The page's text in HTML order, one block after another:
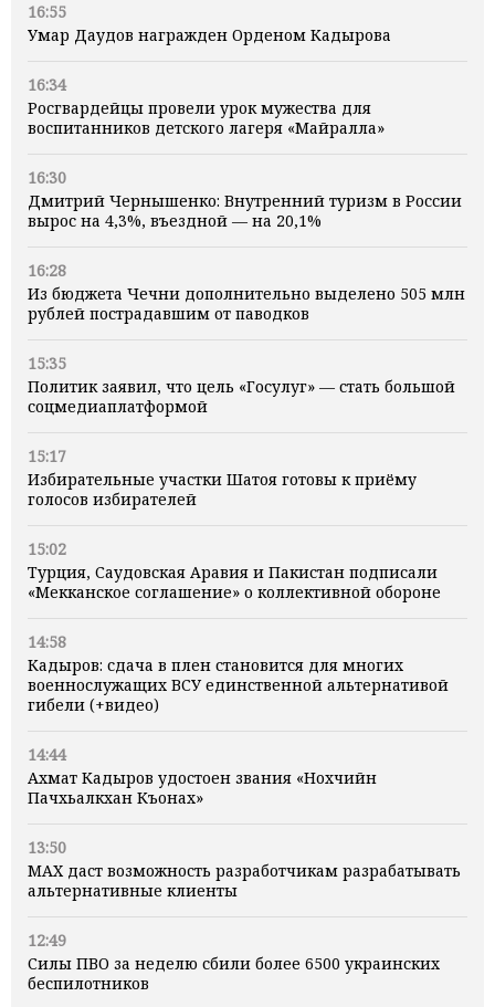
16:55
Умар Даудов награжден Орденом Кадырова
16:34
Росгвардейцы провели урок мужества для
воспитанников детского лагеря «Майралла»
16:30
Дмитрий Чернышенко: Внутренний туризм в России
вырос на 4,3%, въездной — на 20,1%
16:28
Из бюджета Чечни дополнительно выделено 505 млн
рублей пострадавшим от паводков
15:35
Политик заявил, что цель «Госулуг» — стать большой
соцмедиаплатформой
15:17
Избирательные участки Шатоя готовы к приёму
голосов избирателей
15:02
Турция, Саудовская Аравия и Пакистан подписали
«Мекканское соглашение» о коллективной обороне
14:58
Кадыров: сдача в плен становится для многих
военнослужащих ВСУ единственной альтернативой
гибели (+видео)
14:44
Ахмат Кадыров удостоен звания «Нохчийн
Пачхьалкхан Къонах»
13:50
MAX даст возможность разработчикам разрабатывать
альтернативные клиенты
12:49
Силы ПВО за неделю сбили более 6500 украинских
беспилотников